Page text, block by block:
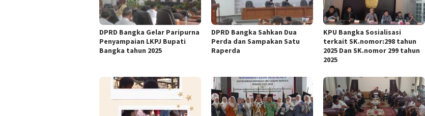
DPRD Bangka Gelar Paripurna
Penyampaian LKPJ Bupati
Bangka tahun 2025
DPRD Bangka Sahkan Dua
Perda dan Sampakan Satu
Raperda
KPU Bangka Sosialisasi
terkait SK.nomor:298 tahun
2025 Dan SK.nomor 299 tahun
2025